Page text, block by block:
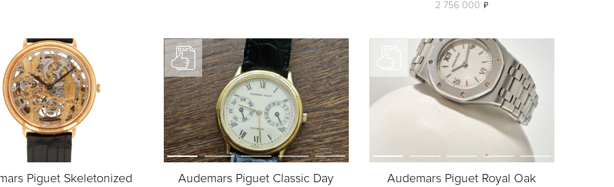
2 756 000 ь
Piguet Skeletonized
Audemars Piguet Classic Day
Audemars Piguet Royal Oak